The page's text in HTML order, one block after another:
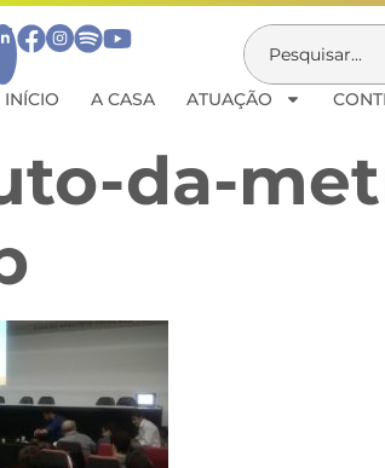
INÍCIO A CASA ATUAÇÃO
da-